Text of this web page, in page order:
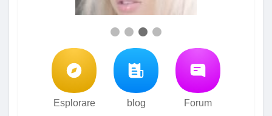
Esplorare blog Forum